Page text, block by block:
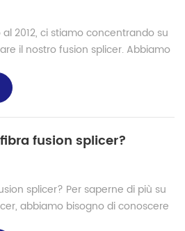
2012, ci stiamo concentrando su
il nostro fusion splicer. Abbiamo
fusion splicer?
splicer? Per saperne di più su
abbiamo bisogno di conoscere